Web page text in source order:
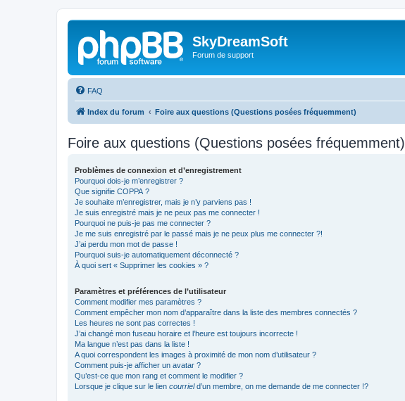
SkyDreamSoft
Forum de support
FAQ
Index du forum Foire aux questions (Questions posées fréquemment)
Foire aux questions (Questions posées fréquemment)
Problèmes de connexion et d’enregistrement
Pourquoi dois-je m’enregistrer ?
Que signifie COPPA ?
Je souhaite m’enregistrer, mais je n’y parviens pas !
Je suis enregistré mais je ne peux pas me connecter !
Pourquoi ne puis-je pas me connecter ?
Je me suis enregistré par le passé mais je ne peux plus me connecter ?!
J’ai perdu mon mot de passe !
Pourquoi suis-je automatiquement déconnecté ?
À quoi sert « Supprimer les cookies » ?
Paramètres et préférences de l’utilisateur
Comment modifier mes paramètres ?
Comment empêcher mon nom d’apparaître dans la liste des membres connectés ?
Les heures ne sont pas correctes !
J’ai changé mon fuseau horaire et l’heure est toujours incorrecte !
Ma langue n’est pas dans la liste !
A quoi correspondent les images à proximité de mon nom d’utilisateur ?
Comment puis-je afficher un avatar ?
Qu’est-ce que mon rang et comment le modifier ?
Lorsque je clique sur le lien courrield’un membre, on me demande de me connecter !?